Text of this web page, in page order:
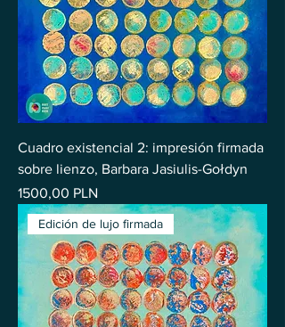
Cuadro existencial 2: impresión firmada
sobre lienzo, Barbara Jasiulis-Gołdyn
Precio
1500,00 PLN
Edición de lujo firmada